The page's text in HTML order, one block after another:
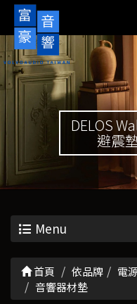
DELOS
避震
Menu
首頁 依品牌 電
音響器材墊